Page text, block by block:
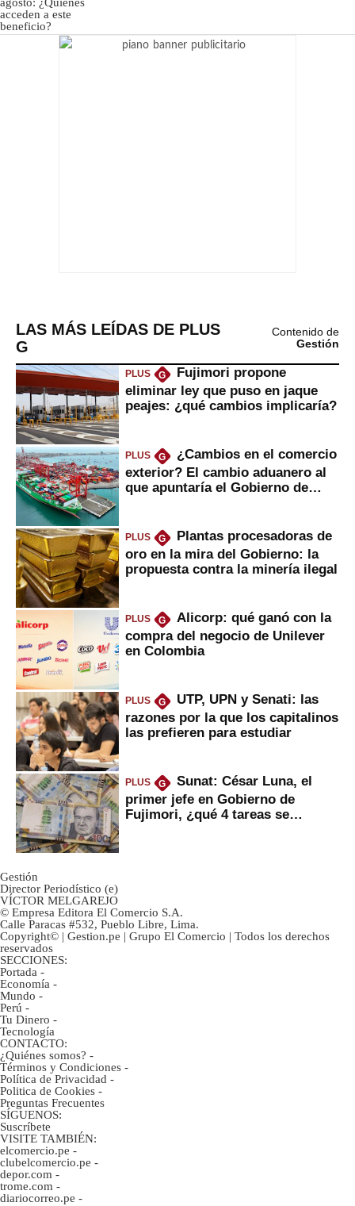
LAS MÁS LEÍDAS DE PLUS
G
Contenido de
Gestión
PLUS G
Fujimori propone
eliminar ley que puso en jaque
peajes: ¿qué cambios implicaría?
PLUS G
¿Cambios en el comercio
exterior? El cambio aduanero al
que apuntaría el Gobierno de
PLUS G
Plantas procesadoras de
oro en la mira del Gobierno: la
propuesta contra la minería ilegal
PLUS G
Alicorp: qué ganó con la
compra del negocio de Unilever
en Colombia
PLUS G
UTP, UPN y Senati: las
razones por la que los capitalinos
las prefieren para estudiar
PLUS G
Sunat: César Luna, el
primer jefe en Gobierno de
Fujimori, ¿qué 4 tareas se
Gestión
Director Periodístico (e)
VÍCTOR MELGAREJO
© Empresa Editora El Comercio S.A.
Calle Paracas #532, Pueblo Libre, Lima.
Copyright© | Gestion.pe | Grupo El Comercio | Todos los derechos
reservados
SECCIONES:
Portada -
Economía -
Mundo -
Perú -
Tu Dinero -
Tecnología
CONTACTO:
¿Quiénes somos? -
Términos y Condiciones -
Política de Privacidad -
Politica de Cookies -
Preguntas Frecuentes
SÍGUENOS:
Suscríbete
VISITE TAMBIÉN:
elcomercio.pe -
clubelcomercio.pe -
depor.com -
trome.com -
diariocorreo.pe -